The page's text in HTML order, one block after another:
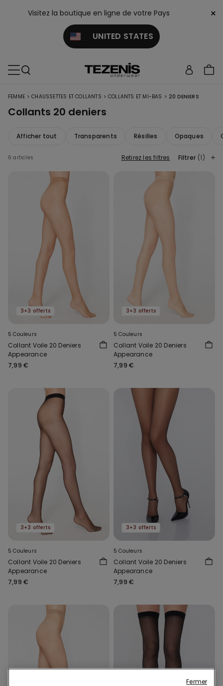
Visitez la boutique en ligne de votre Pays
UNITED STATES
×
FEMME > CHAUSSETTES ET COLLANTS > COLLANTS ET MI-BAS > 20 DENIERS
Collants 20 deniers
Afficher tout Transparents Résilles Opaques
6 articles Retirez les filtres Filtrer (1)
3+3 offerts
5 Couleurs
Collant Voile 20 Deniers
Appearance
7,99 €
3+3 offerts
5 Couleurs
Collant Voile 20 Deniers
Appearance
7,99 €
3+3 offerts
5 Couleurs
Collant Voile 20 Deniers
Appearance
7,99 €
3+3 offerts
5 Couleurs
Collant Voile 20 Deniers
Appearance
7,99 €
Fermer